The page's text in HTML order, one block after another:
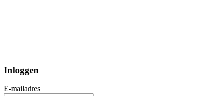
Inloggen
E-mailadres